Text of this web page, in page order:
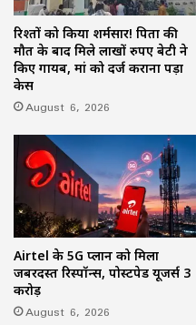
रिश्तों को किया शर्मसार! पिता की
मौत के बाद मिले लाखों रुपए बेटी ने
किए गायब, मां को दर्ज कराना पड़ा
केस
August 6, 2026
Airtel के 5G प्लान को मिला
जबरदस्त रिस्पॉन्स, पोस्टपेड यूजर्स 3
करोड़
August 6, 2026